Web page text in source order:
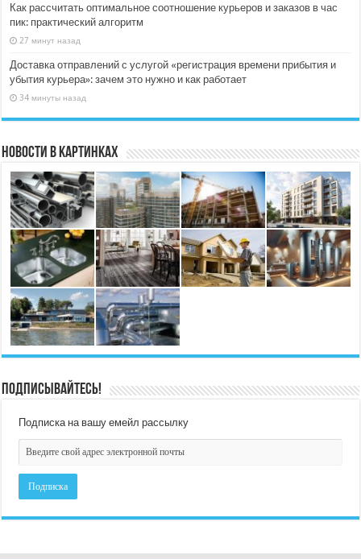
Как рассчитать оптимальное соотношение курьеров и заказов в час
пик: практический алгоритм
27 минут назад
Доставка отправлений с услугой «регистрация времени прибытия и
убытия курьера»: зачем это нужно и как работает
34 минуты назад
Новости в картинках
Подписывайтесь!
Подписка на вашу емейл рассылку